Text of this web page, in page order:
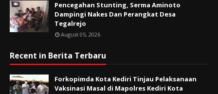
Pencegahan Stunting, Serma Aminoto
Dampingi Nakes Dan Perangkat Desa
Tegalrejo
August 05, 2026
Recent in Berita Terbaru
Forkopimda Kota Kediri Tinjau Pelaksanaan
Vaksinasi Masal di Mapolres Kediri Kota